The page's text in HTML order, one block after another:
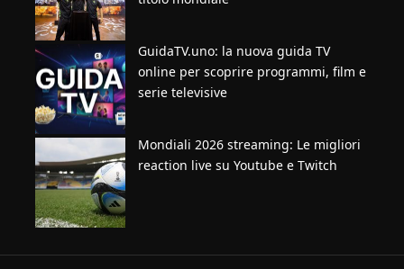
GuidaTV.uno: la nuova guida TV
online per scoprire programmi, film e
serie televisive
Mondiali 2026 streaming: Le migliori
reaction live su Youtube e Twitch